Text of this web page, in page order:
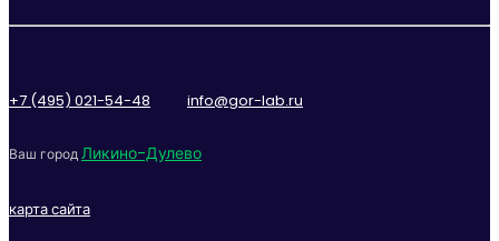
+7 (495) 021-54-48 info@gor-lab.ru
Ваш городЛикино-Дулево
карта сайта